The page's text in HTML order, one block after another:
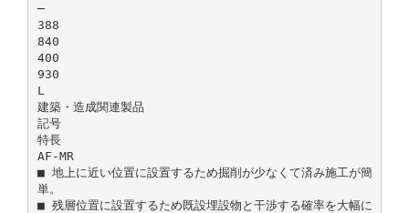
─
388
840
400
930
L
建築・造成関連製品
記号
特長
AF-MR
■ 地上に近い位置に設置するため掘削が少なくて済み施工が簡
単。
■ 残層位置に設置するため既設埋設物と干渉する確率を大幅に